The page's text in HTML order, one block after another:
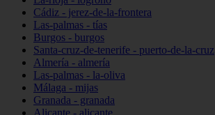
Cádiz - jerez-de-la-frontera
Las-palmas - tías
Burgos - burgos
Santa-cruz-de-tenerife - puerto-de-la-cruz
Almería - almería
Las-palmas - la-oliva
Málaga - mijas
Granada - granada
Alicante - alicante